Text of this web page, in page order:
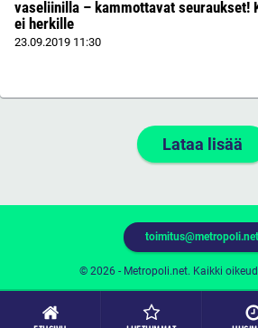
vaseliinilla – kammottavat seuraukset!
ei herkille
23.09.2019 11:30
Lataa lisää
© 2026 - Metropoli.net. Kaikki
toimitus@metropoli.net